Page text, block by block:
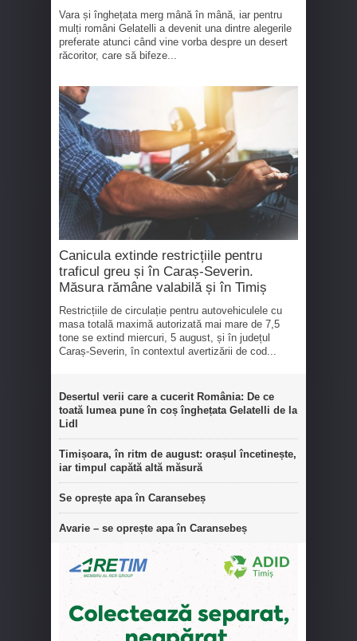
Vara și înghețata merg mână în mână, iar pentru
mulți români Gelatelli a devenit una dintre alegerile
preferate atunci când vine vorba despre un desert
răcoritor, care să bifeze...
Canicula extinde restricțiile pentru
traficul greu și în Caraș-Severin.
Măsura rămâne valabilă și în Timiș
Restricțiile de circulație pentru autovehiculele cu
masa totală maximă autorizată mai mare de 7,5
tone se extind miercuri, 5 august, și în județul
Caraș-Severin, în contextul avertizării de cod...
Desertul verii care a cucerit România: De ce
toată lumea pune în coș înghețata Gelatelli de la
Lidl
Timișoara, în ritm de august: orașul încetinește,
iar timpul capătă altă măsură
Se oprește apa în Caransebeș
Avarie – se oprește apa în Caransebeș